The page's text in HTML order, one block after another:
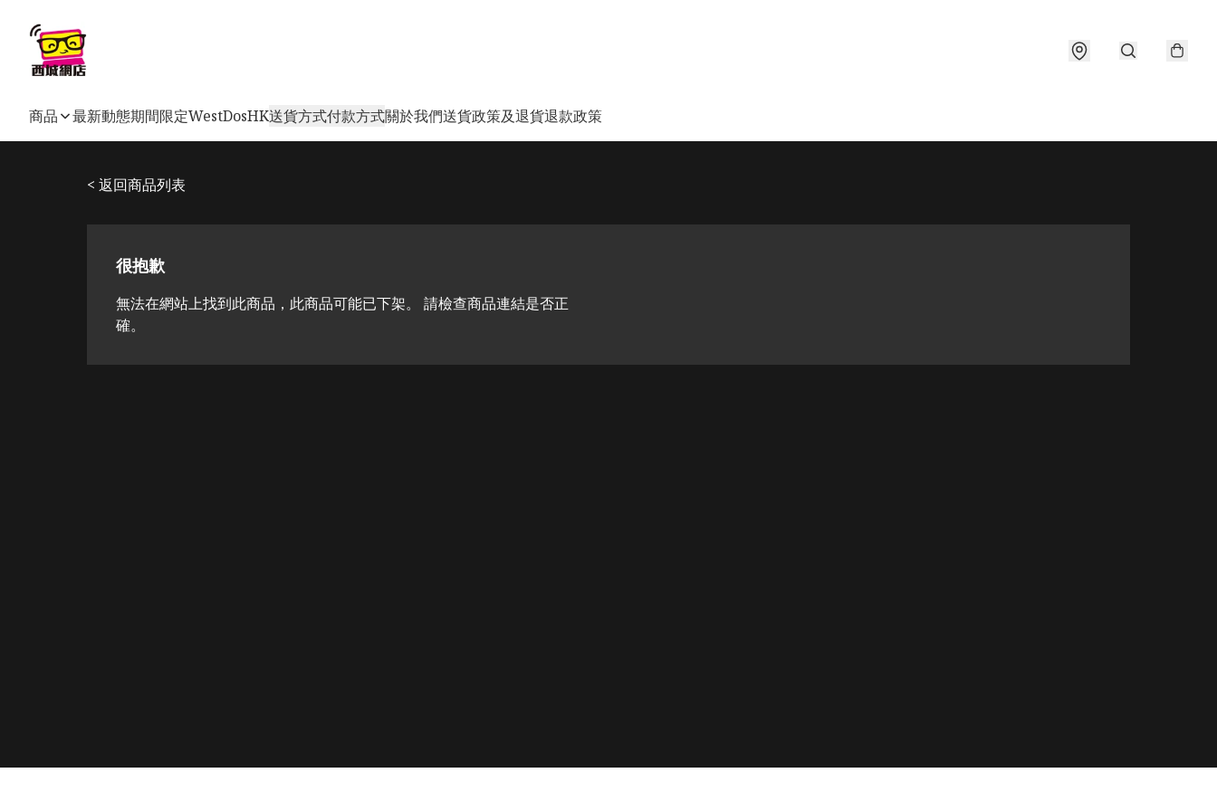
商品 最新動態期間限定WestDosHK送貨方式付款方式關於我們送貨政策及退貨退款政策
< 返回商品列表
很抱歉
無法在網站上找到此商品，此商品可能已下架。 請檢查商品連結是否正
確。